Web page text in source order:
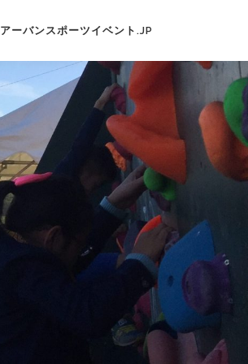
アーバンスポーツイベント.JP